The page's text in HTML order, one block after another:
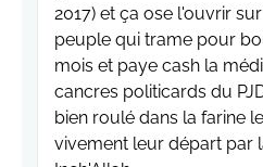
2017) et ça ose l'ouvrir
peuple qui trame pour
mois et paye cash la
cancres politicards du
bien roulé dans la farine
vivement leur départ par